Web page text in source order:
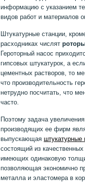
информацию с указанием
видов работ и материалов
Штукатурные станции,
расходниках числят
Героторный насос
гипсовых штукатурок, а
цементных растворов, то
что производительность
нетрудно посчитать, что
часто.
Поэтому задача
производящих ее фирм
выпускающая
состоящий из
имеющих одинаковую
позволяющая экономично
металла и эластомера в